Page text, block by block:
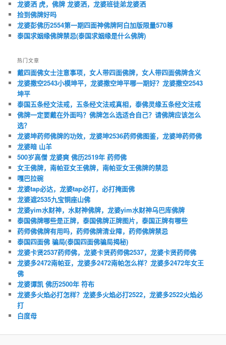
龙婆洒 虎，佛牌 龙婆洒，龙婆班徒弟龙婆洒
捡到佛牌好吗
龙婆彭佛历2554第一期四面神佛牌阿白加版限量570尊
泰国求姻缘佛牌禁忌(泰国求姻缘是什么佛牌)
热门文章
戴四面佛女士注意事项，女人带四面佛牌，女人带四面佛牌含义
龙婆撒空2543小模坤平，龙婆撒空坤平哪一期好？龙婆撒空2543
坤平
泰国五条经文法戒，五条经文法戒真相，泰佛灵缘五条经文法戒
佛牌一定要戴在外面吗？佛牌怎么选适合自己？请佛牌应该怎么
选？
龙婆坤药师佛牌的功效，龙婆坤2536药师佛图鉴，龙婆坤药师佛
龙婆暗 山羊
500岁高僧 龙婆爽 佛历2519年 药师佛
女王佛牌，南帕亚女王佛牌，南帕亚女王佛牌的禁忌
嘎巴拉碗
龙婆tap必达，龙婆tap必打，必打掩面佛
龙婆遮2535九宝铜座山佛
龙婆yim水财神，水财神佛牌，龙婆yim水财神乌巴库佛牌
泰国佛牌哪些是正牌，泰国佛牌正牌图片，泰国正牌有哪些
药师佛佛牌有用吗，药师佛牌清业障，药师佛牌禁忌
泰国四面佛 骗局(泰国四面佛骗局揭秘)
龙婆卡贤2537药师佛，龙婆卡贤药师佛2537，龙婆卡贤药师佛
龙婆多2472南帕亚，龙婆多2472南帕怎么样？龙婆多2472年女王
佛
龙婆谭凯 佛历2500年 符布
龙婆多火焰必打怎样？龙婆多火焰必打2522，龙婆多2522火焰必
打
白度母